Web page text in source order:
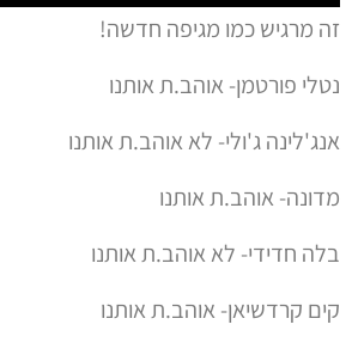
זה מרגיש כמו מגיפה חדשה!
נטלי פורטמן- אוהב.ת אותנו
אנג'לינה ג'ולי- לא אוהב.ת אותנו
מדונה- אוהב.ת אותנו
בלה חדידי- לא אוהב.ת אותנו
קים קרדשיאן- אוהב.ת אותנו